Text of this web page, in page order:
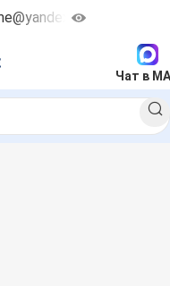
Чат в
головок насоса